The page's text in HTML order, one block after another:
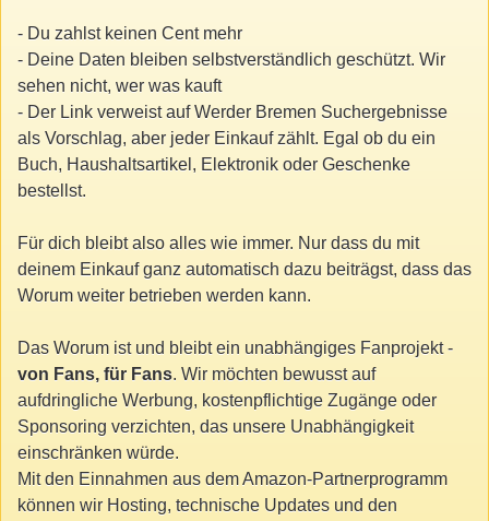
- Du zahlst keinen Cent mehr
- Deine Daten bleiben selbstverständlich geschützt. Wir
sehen nicht, wer was kauft
- Der Link verweist auf Werder Bremen Suchergebnisse
als Vorschlag, aber jeder Einkauf zählt. Egal ob du ein
Buch, Haushaltsartikel, Elektronik oder Geschenke
bestellst.
Für dich bleibt also alles wie immer. Nur dass du mit
deinem Einkauf ganz automatisch dazu beiträgst, dass das
Worum weiter betrieben werden kann.
Das Worum ist und bleibt ein unabhängiges Fanprojekt -
von Fans, für Fans. Wir möchten bewusst auf
aufdringliche Werbung, kostenpflichtige Zugänge oder
Sponsoring verzichten, das unsere Unabhängigkeit
einschränken würde.
Mit den Einnahmen aus dem Amazon-Partnerprogramm
können wir Hosting, technische Updates und den